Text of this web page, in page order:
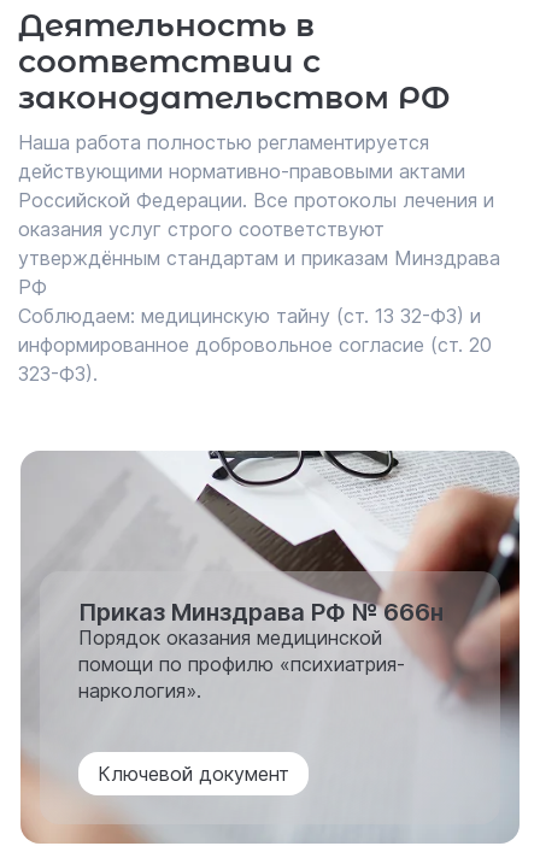
Деятельность в
соответствии с
законодательством РФ
Наша работа полностью регламентируется
действующими нормативно-правовыми актами
Российской Федерации. Все протоколы лечения и
оказания услуг строго соответствуют
утверждённым стандартам и приказам Минздрава
РФ
Соблюдаем: медицинскую тайну (ст. 13 32-ФЗ) и
информированное добровольное согласие (ст. 20
323-ФЗ).
Приказ Минздрава РФ № 666н
Порядок оказания медицинской
помощи по профилю «психиатрия-
наркология».
Ключевой документ